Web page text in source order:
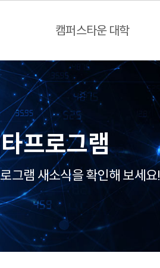
캠퍼스타운 대학
프로그램
그램 새소식을 확인해 보세요!